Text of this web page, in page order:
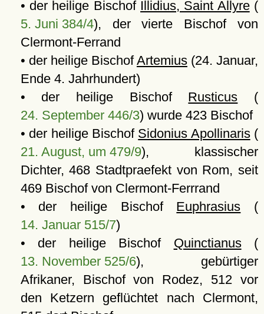
• der heilige Bischof Illidius, Saint Allyre(
5. Juni 384/4), der vierte Bischof von
Clermont-Ferrand
• der heilige BischofArtemius(24. Januar,
Ende 4. Jahrhundert)
• der heilige Bischof Rusticus (
24. September 446/3) wurde 423 Bischof
• der heilige Bischof Sidonius Apollinaris(
21. August, um 479/9), klassischer
Dichter, 468 Stadtpraefekt von Rom, seit
469 Bischof von Clermont-Ferrrand
• der heilige Bischof Euphrasius (
14. Januar 515/7)
• der heilige Bischof Quinctianus(
13. November 525/6), gebürtiger
Afrikaner, Bischof von Rodez, 512 vor
den Ketzern geflüchtet nach Clermont,